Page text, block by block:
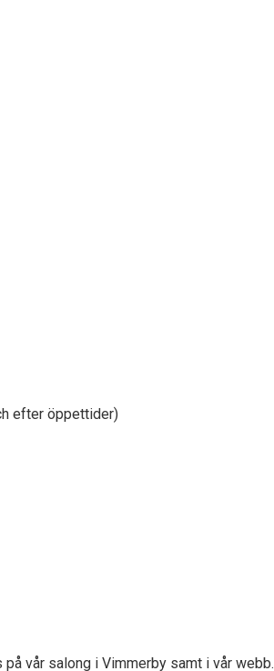
efter öppettider)
vår salong i Vimmerby samt i vår webb.